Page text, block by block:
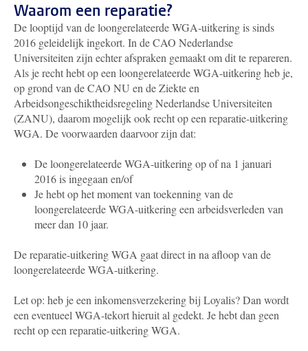
Waarom een reparatie?
De looptijd van de loongerelateerde WGA-uitkering is sinds
2016 geleidelijk ingekort. In de CAO Nederlandse
Universiteiten zijn echter afspraken gemaakt om dit te repareren.
Als je recht hebt op een loongerelateerde WGA-uitkering heb je,
op grond van de CAO NU en de Ziekte en
Arbeidsongeschiktheidsregeling Nederlandse Universiteiten
(ZANU), daarom mogelijk ook recht op een reparatie-uitkering
WGA. De voorwaarden daarvoor zijn dat:
De loongerelateerde WGA-uitkering op of na 1 januari
2016 is ingegaan en/of
Je hebt op het moment van toekenning van de
loongerelateerde WGA-uitkering een arbeidsverleden van
meer dan 10 jaar.
De reparatie-uitkering WGA gaat direct in na afloop van de
loongerelateerde WGA-uitkering.
Let op: heb je een inkomensverzekering bij Loyalis? Dan wordt
een eventueel WGA-tekort hieruit al gedekt. Je hebt dan geen
recht op een reparatie-uitkering WGA.